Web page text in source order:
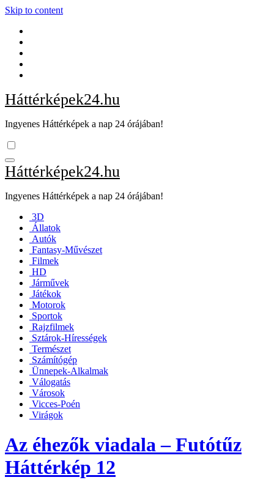
Skip to content
Háttérképek24.hu
Ingyenes Háttérképek a nap 24 órájában!
Háttérképek24.hu
Ingyenes Háttérképek a nap 24 órájában!
3D
Állatok
Autók
Fantasy-Művészet
Filmek
HD
Járművek
Játékok
Motorok
Sportok
Rajzfilmek
Sztárok-Hírességek
Természet
Számítógép
Ünnepek-Alkalmak
Válogatás
Városok
Vicces-Poén
Virágok
Az éhezők viadala – Futótűz
Háttérkép 12